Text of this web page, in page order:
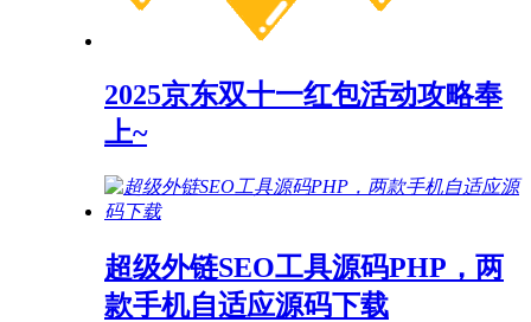
2025京东双十一红包活动攻略奉
上~
超级外链SEO工具源码PHP，两
款手机自适应源码下载